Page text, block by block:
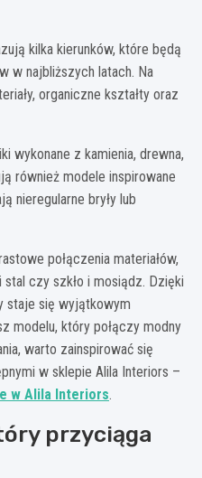
kilka kierunków, które będą
w najbliższych latach. Na
organiczne kształty oraz
wykonane z kamienia, drewna,
również modele inspirowane
nieregularne bryły lub
połączenia materiałów,
czy szkło i mosiądz. Dzięki
staje się wyjątkowym
modelu, który połączy modny
warto zainspirować się
w sklepie Alila Interiors –
w Alila Interiors.
przyciąga